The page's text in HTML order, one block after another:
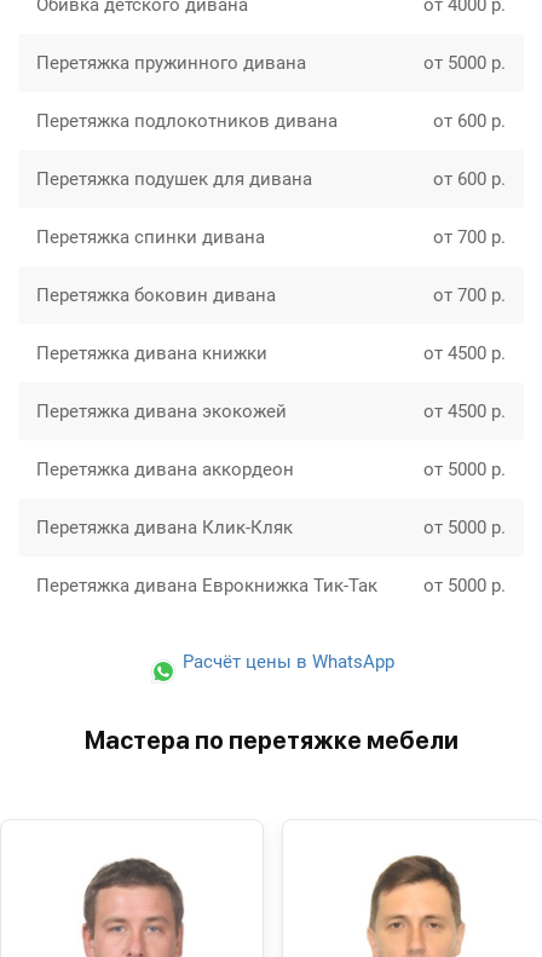
Обивка детского дивана от 4000 р.
Перетяжка пружинного дивана от 5000 р.
Перетяжка подлокотников дивана от 600 р.
Перетяжка подушек для дивана от 600 р.
Перетяжка спинки дивана от 700 р.
Перетяжка боковин дивана от 700 р.
Перетяжка дивана книжки от 4500 р.
Перетяжка дивана экокожей от 4500 р.
Перетяжка дивана аккордеон от 5000 р.
Перетяжка дивана Клик-Кляк от 5000 р.
Перетяжка дивана Еврокнижка Тик-Так от 5000 р.
Расчёт цены в WhatsApp
Мастера по перетяжке мебели